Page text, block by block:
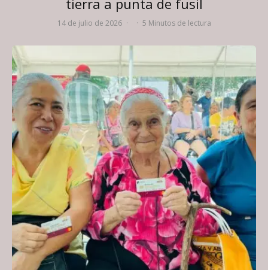
14 de julio de 2026 · · 5 Minutos de lectura